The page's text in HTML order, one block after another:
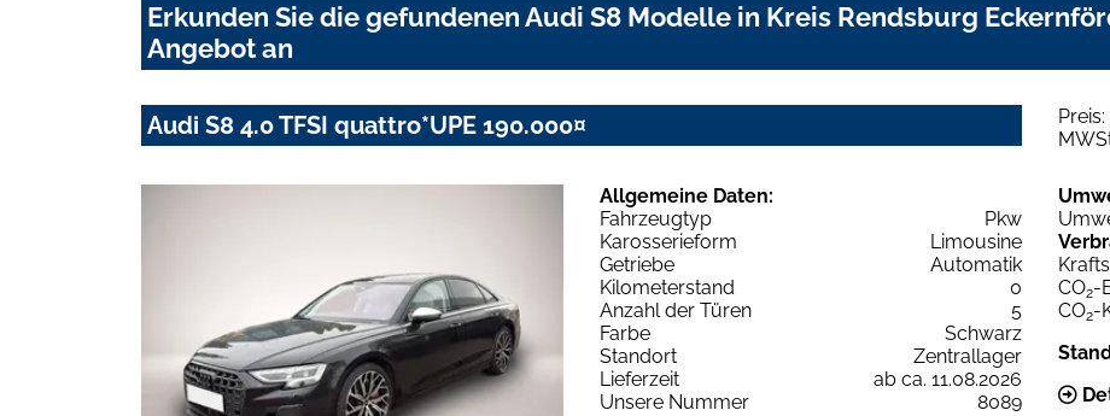
Erkunden Sie die gefundenen Audi S8 Modelle in Kreis Rendsburg
Angebot an
Audi S8 4.0 TFSI quattro*UPE 190.000¤ Preis:
Allgemeine Daten:
Fahrzeugtyp
Pkw
Karosserieform
Limousine
Getriebe
Automatik
Kilometerstand
0
Anzahl der Türen
5
Farbe
Schwarz
Standort
Zentrallager
Lieferzeit
ab ca. 11.08.2026
Unsere Nummer
8089
CO2-
CO2-